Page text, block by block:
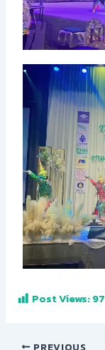
Post Views:97
PREVIOUS